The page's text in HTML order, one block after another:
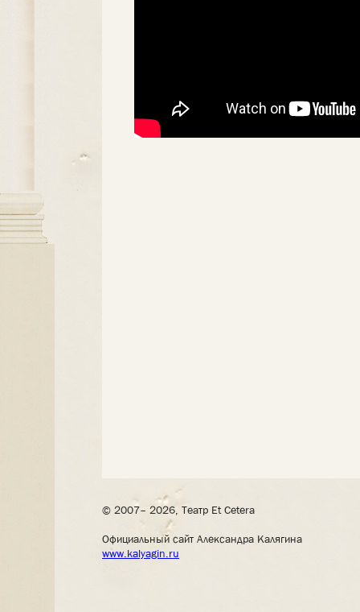
© 2007– 2026, Театр Et Cetera
Официальный сайт Александра Калягина
www.kalyagin.ru